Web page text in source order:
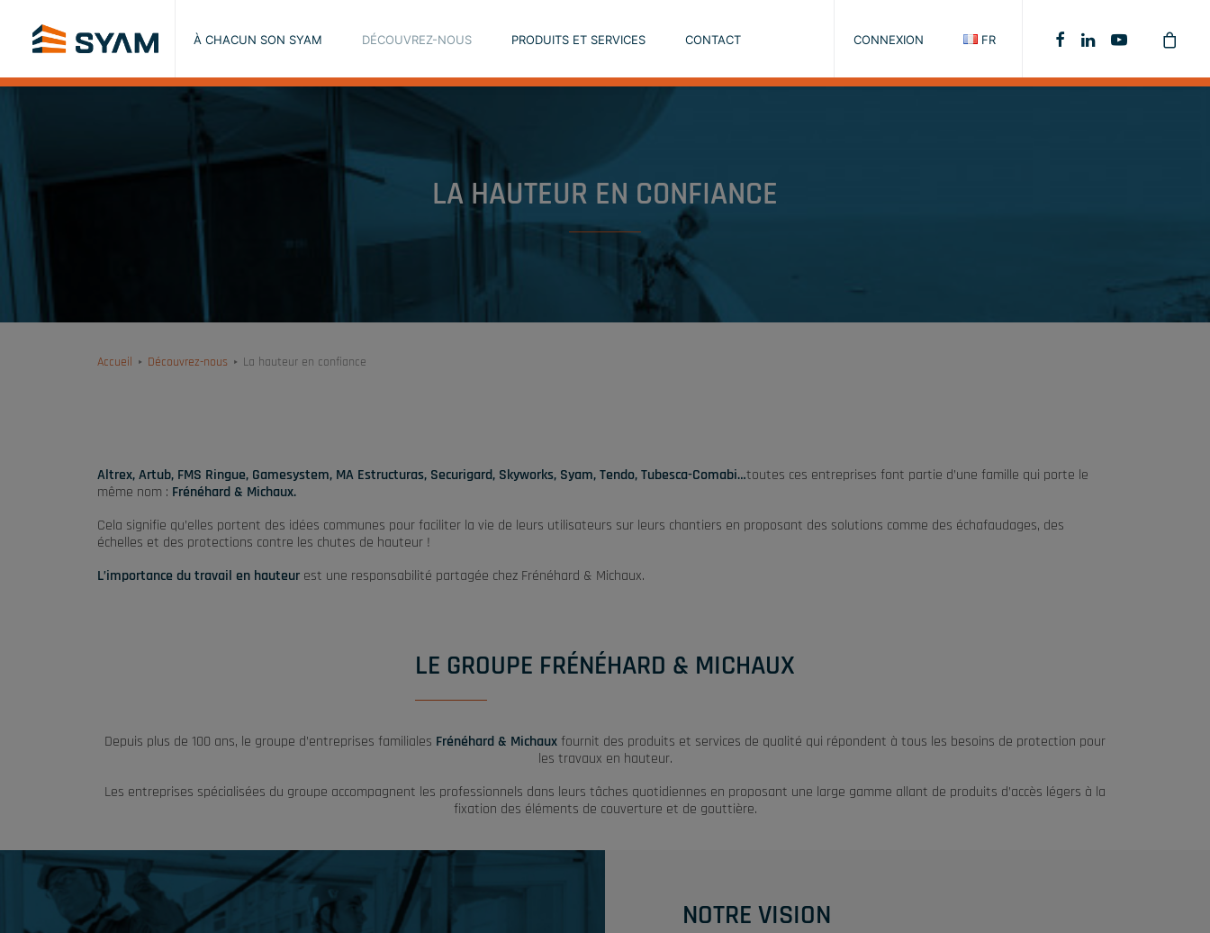
À CHACUN SON SYAM DÉCOUVREZ-NOUS PRODUITS ET SERVICES CONTACT CONNEXION FR
LA HAUTEUR EN CONFIANCE
Accueil Découvrez-nous La hauteur en confiance
Altrex, Artub, FMS Ringue, Gamesystem, MA Estructuras, Securigard, Skyworks, Syam, Tendo, Tubesca-Comabi…toutes ces entreprises font partie d’une famille qui porte le
même nom : Frénéhard & Michaux.
Cela signifie qu’elles portent des idées communes pour faciliter la vie de leurs utilisateurs sur leurs chantiers en proposant des solutions comme des échafaudages, des
échelles et des protections contre les chutes de hauteur !
L’importance du travail en hauteur est une responsabilité partagée chez Frénéhard & Michaux.
LE GROUPE FRÉNÉHARD & MICHAUX
Depuis plus de 100 ans, le groupe d’entreprises familiales Frénéhard & Michauxfournit des produits et services de qualité qui répondent à tous les besoins de protection pour
les travaux en hauteur.
Les entreprises spécialisées du groupe accompagnent les professionnels dans leurs tâches quotidiennes en proposant une large gamme allant de produits d’accès légers à la
fixation des éléments de couverture et de gouttière.
NOTRE VISION